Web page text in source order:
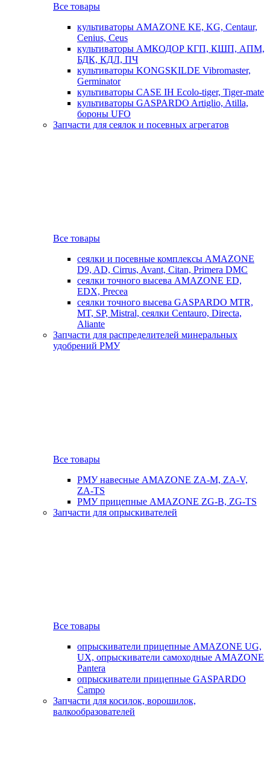
Все товары
культиваторы AMAZONE KE, KG, Centaur,
Cenius, Ceus
культиваторы АМКОДОР КГП, КШП, АПМ,
БДК, КДЛ, ПЧ
культиваторы KONGSKILDE Vibromaster,
Germinator
культиваторы CASE IH Ecolo-tiger, Tiger-mate
культиваторы GASPARDO Artiglio, Atilla,
бороны UFO
Запчасти для сеялок и посевных агрегатов
Все товары
сеялки и посевные комплексы AMAZONE
D9, AD, Cirrus, Avant, Citan, Primera DMC
сеялки точного высева AMAZONE ED,
EDX, Precea
сеялки точного высева GASPARDO MTR,
MT, SP, Mistral, сеялки Centauro, Directa,
Aliante
Запчасти для распределителей минеральных
удобрений РМУ
Все товары
РМУ навесные AMAZONE ZA-M, ZA-V,
ZA-TS
РМУ прицепные AMAZONE ZG-B, ZG-TS
Запчасти для опрыскивателей
Все товары
опрыскиватели прицепные AMAZONE UG,
UX, опрыскиватели самоходные AMAZONE
Pantera
опрыскиватели прицепные GASPARDO
Campo
Запчасти для косилок, ворошилок,
валкообразователей